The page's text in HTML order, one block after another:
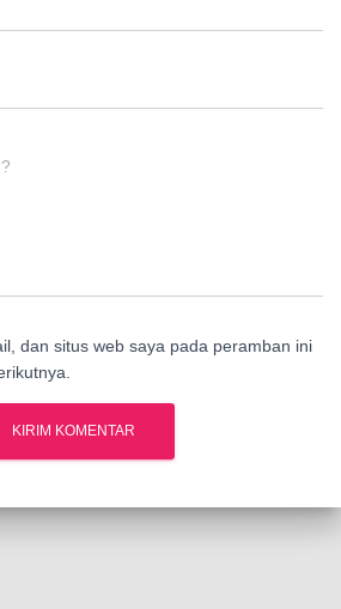
dan situs web saya pada peramban ini